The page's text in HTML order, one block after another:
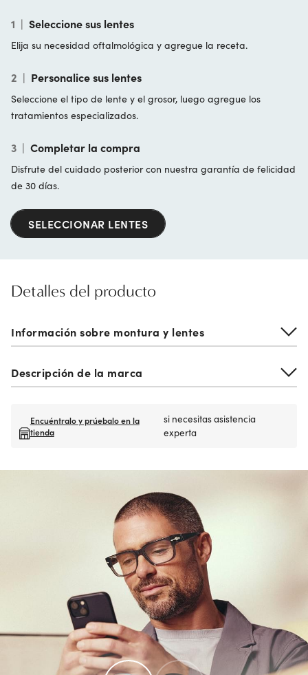
1 | Seleccione sus lentes
Elija su necesidad oftalmológica y agregue la receta.
2 | Personalice sus lentes
Seleccione el tipo de lente y el grosor, luego agregue los
tratamientos especializados.
3 | Completar la compra
Disfrute del cuidado posterior con nuestra garantía de felicidad
de 30 días.
SELECCIONAR LENTES
Detalles del producto
Información sobre montura y lentes
Descripción de la marca
Encuéntralo y prúebalo en la
tienda
si necesitas asistencia
experta